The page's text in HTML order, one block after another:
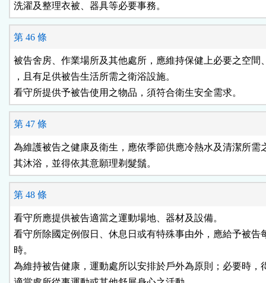
洗濯及整理衣被、器具等必要事務。
第 46 條
被告舍房、作業場所及其他處所，應維持保健上必要之空間
，且有足供被告生活所需之衛浴設施。
看守所提供予被告使用之物品，須符合衛生安全需求。
第 47 條
為維護被告之健康及衛生，應依季節供應冷熱水及清潔所需
其沐浴，並得依其意願理剃髮鬚。
第 48 條
看守所應提供被告適當之運動場地、器材及設備。
看守所除國定例假日、休息日或有特殊事由外，應給予被告
時。
為維持被告健康，運動處所以安排於戶外為原則；必要時，